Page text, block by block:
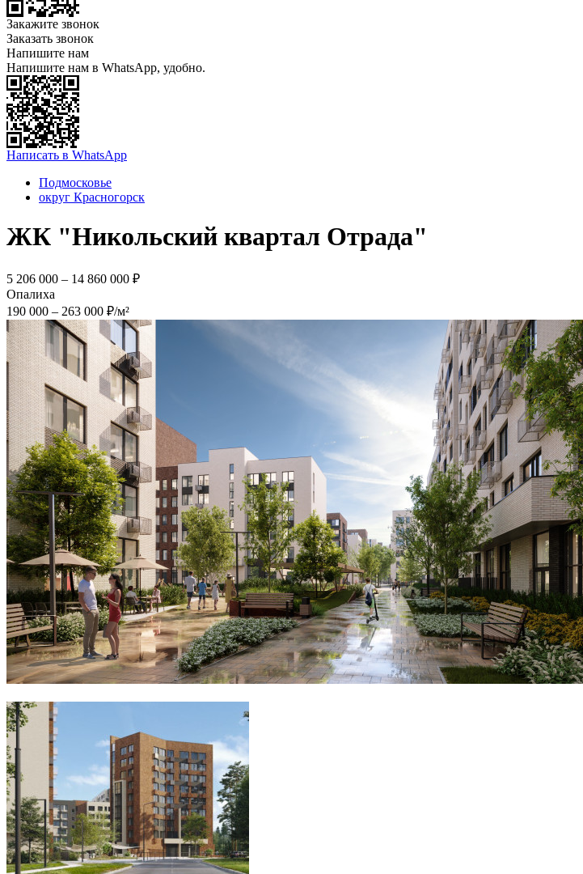
Закажите звонок
Заказать звонок
Напишите нам
Напишите нам в WhatsApp, удобно.
Написать в WhatsApp
Подмосковье
округ Красногорск
ЖК "Никольский квартал Отрада"
5 206 000 – 14 860 000 ₽
Опалиха
190 000 – 263 000 ₽/м²